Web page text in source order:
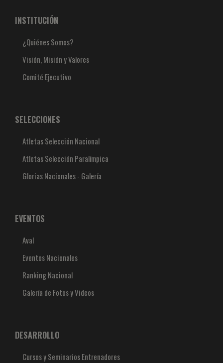
INSTITUCIÓN
¿Quiénes Somos?
Visión, Misión y Valores
Comité Ejecutivo
SELECCIONES
Atletas Selección Nacional
Atletas Selección Paralímpica
Glorias Nacionales - Galería
EVENTOS
Aval
Eventos Nacionales
Ranking Nacional
Galería de Fotos y Videos
DESARROLLO
Cursos y Seminarios Entrenadores